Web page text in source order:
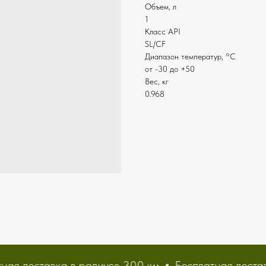
Объем, л
1
Класс API
SL/CF
Диапазон температур, °С
от -30 до +50
Вес, кг
0.968